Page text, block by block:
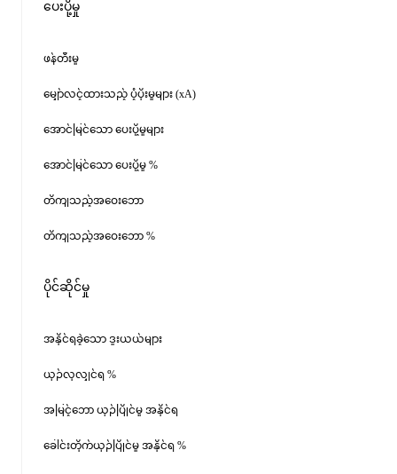
ပေးပို့မှု
ဖန်တီးမှု
မျှော်လင့်ထားသည့် ပံ့ပိုးမှုများ (xA)
အောင်မြင်သော ပေးပို့မှုများ
အောင်မြင်သော ပေးပို့မှု %
တိကျသည့်အဝေးဘော
တိကျသည့်အဝေးဘော %
ပိုင်ဆိုင်မှု
အနိုင်ရခဲ့သော ဒူးယယ်များ
ယှဉ်လုလျှင်ရ %
အမြင့်ဘော ယှဉ်ပြိုင်မှု အနိုင်ရ
ခေါင်းတိုက်ယှဉ်ပြိုင်မှု အနိုင်ရ %